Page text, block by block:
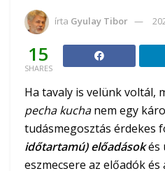
írta Gyulay Tibor
15
SHARES
Ha tavaly is velünk voltál,
pecha kuchanem egy
tudásmegosztás érdekes
időtartamú) előadásokés
eszmecsere az előadók